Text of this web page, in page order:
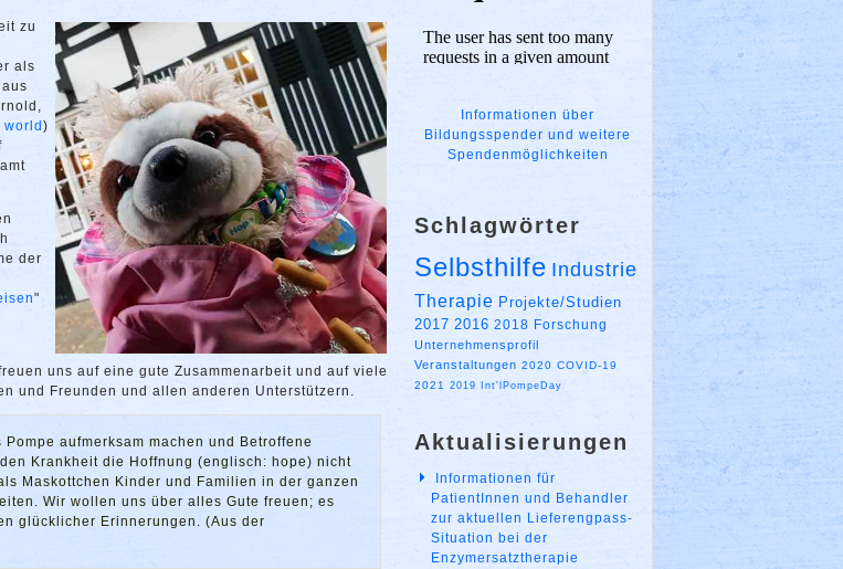
zu
als
)
der
"
uns auf eine gute Zusammenarbeit und auf viele
und Freunden und allen anderen Unterstützern.
aufmerksam machen und Betroffene
Krankheit die Hoffnung (englisch: hope) nicht
Maskottchen Kinder und Familien in der ganzen
Wir wollen uns über alles Gute freuen; es
glücklicher Erinnerungen. (Aus der
Informationen über
Bildungsspender und weitere
Spendenmöglichkeiten
Schlagwörter
Selbsthilfe Industrie
Therapie Projekte/Studien
2017 2016 2018 Forschung
Unternehmensprofil
Veranstaltungen 2020 COVID-19
2021
2019 Int'lPompeDay
Aktualisierungen
Informationen für
PatientInnen und Behandler
zur aktuellen Lieferengpass-
Situation bei der
Enzymersatztherapie